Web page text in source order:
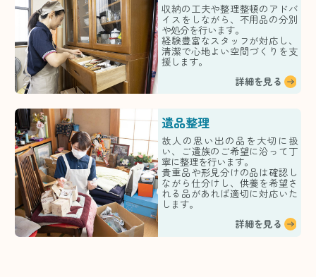
収納の工夫や整理整頓のアドバ
イスをしながら、不用品の分別
や処分を行います。
経験豊富なスタッフが対応し、
清潔で心地よい空間づくりを支
援します。
詳細を見る
遺品整理
故人の思い出の品を大切に扱
い、ご遺族のご希望に沿って丁
寧に整理を行います。
貴重品や形見分けの品は確認し
ながら仕分けし、供養を希望さ
れる品があれば適切に対応いた
します。
詳細を見る